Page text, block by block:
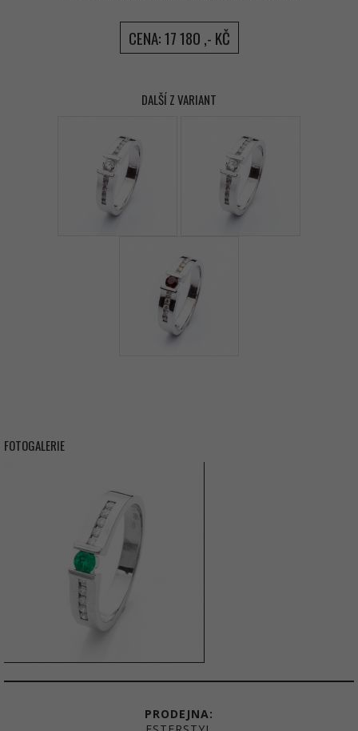
CENA: 17 180 ,- KČ
DALŠÍ Z VARIANT
FOTOGALERIE
PRODEJNA: